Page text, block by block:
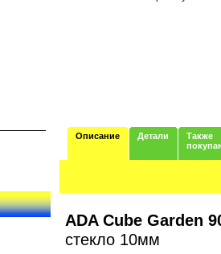
Описание Детали
Также
ADA Cube Garden
стекло 10мм